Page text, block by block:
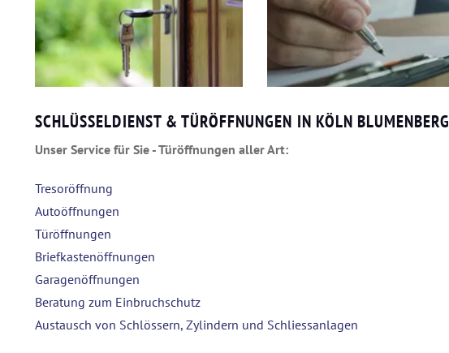
SCHLÜSSELDIENST & TÜRÖFFNUNGEN IN KÖLN BLUMENBERG
Unser Service für Sie - Türöffnungen aller Art:
Tresoröffnung
Autoöffnungen
Türöffnungen
Briefkastenöffnungen
Garagenöffnungen
Beratung zum Einbruchschutz
Austausch von Schlössern, Zylindern und Schliessanlagen